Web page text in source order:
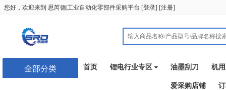
您好，欢迎来到 思芮德|工业自动化零部件采购平台 [登录] [注册]
全部分类 首页 锂电行业专区 油墨刮刀 机
爱采购店铺